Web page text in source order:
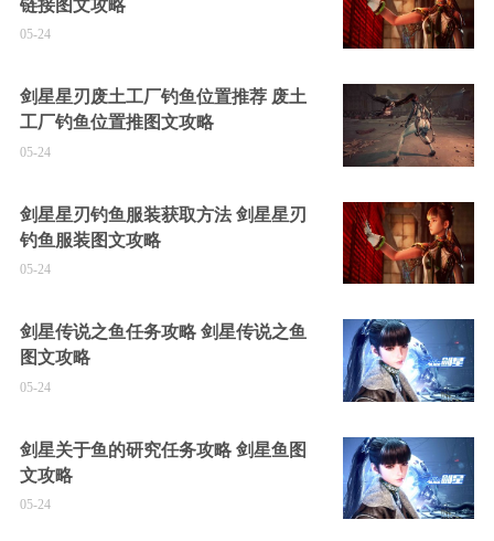
链接图文攻略
05-24
剑星星刃废土工厂钓鱼位置推荐 废土
工厂钓鱼位置推图文攻略
05-24
剑星星刃钓鱼服装获取方法 剑星星刃
钓鱼服装图文攻略
05-24
剑星传说之鱼任务攻略 剑星传说之鱼
图文攻略
05-24
剑星关于鱼的研究任务攻略 剑星鱼图
文攻略
05-24